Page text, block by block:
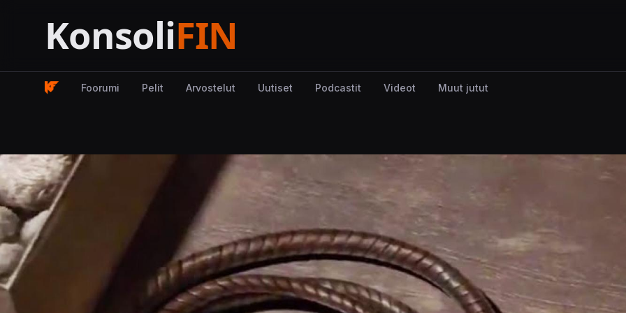
Foorumi Pelit Arvostelut Uutiset Podcastit Videot Muut jutut